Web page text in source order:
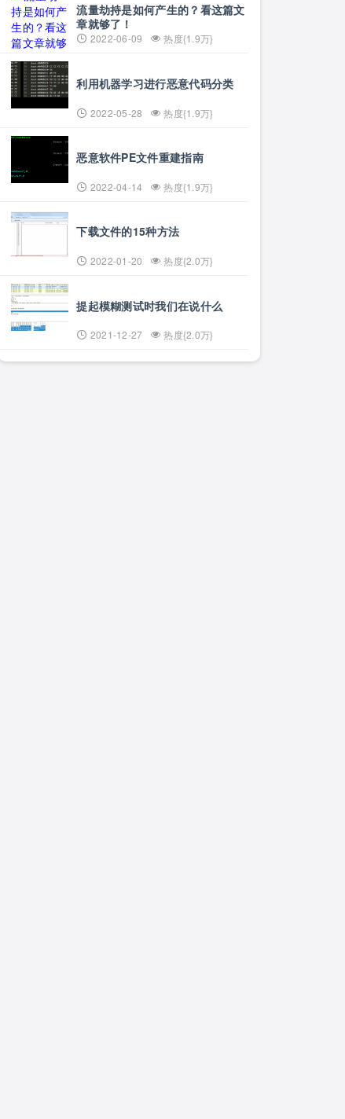
流量劫持是如何产生的？看这篇文
章就够了！
2022-06-09 热度{1.9万}
利用机器学习进行恶意代码分类
2022-05-28 热度{1.9万}
恶意软件PE文件重建指南
2022-04-14 热度{1.9万}
下载文件的15种方法
2022-01-20 热度{2.0万}
提起模糊测试时我们在说什么
2021-12-27 热度{2.0万}